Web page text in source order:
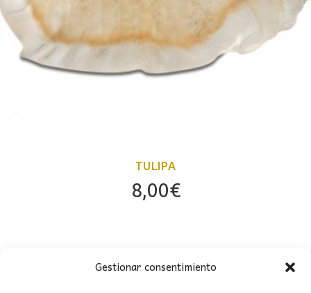
Gestionar consentimiento
TULIPA
8,00€